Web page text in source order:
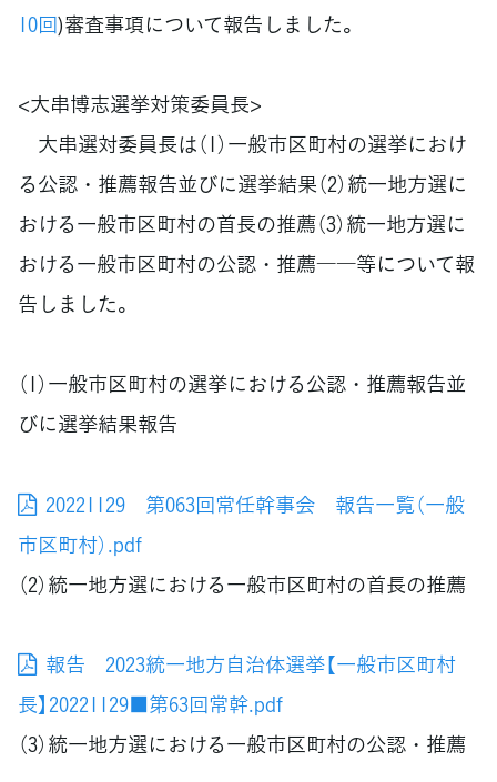
10回)審査事項について報告しました。
<大串博志選挙対策委員長>
大串選対委員長は（1）一般市区町村の選挙におけ
る公認・推薦報告並びに選挙結果（2）統一地方選に
おける一般市区町村の首長の推薦（3）統一地方選に
おける一般市区町村の公認・推薦――等について報
告しました。
（1）一般市区町村の選挙における公認・推薦報告並
びに選挙結果報告
20221129 第063回常任幹事会 報告一覧（一般
市区町村）.pdf
（2）統一地方選における一般市区町村の首長の推薦
報告 2023統一地方自治体選挙【一般市区町村
長】20221129■第63回常幹.pdf
（3）統一地方選における一般市区町村の公認・推薦